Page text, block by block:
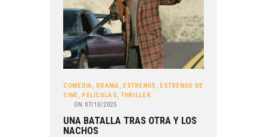
COMEDIA, DRAMA, ESTRENOS , ESTRENOS DE
CINE, PELÍCULAS, THRILLER
ON 07/10/2025
UNA BATALLA TRAS OTRA Y LOS
NACHOS